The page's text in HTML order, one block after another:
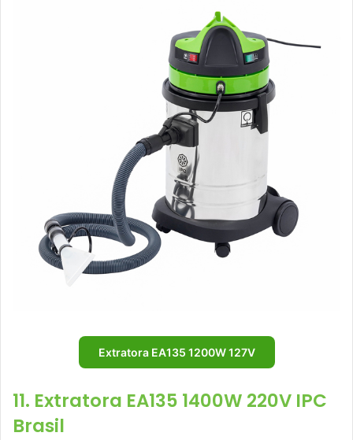
Extratora EA135 1200W 127V
11. Extratora EA135 1400W 220V IPC
Brasil